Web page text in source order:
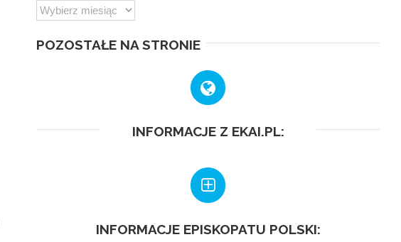
POZOSTAŁE NA STRONIE
INFORMACJE Z EKAI.PL:
INFORMACJE EPISKOPATU POLSKI: